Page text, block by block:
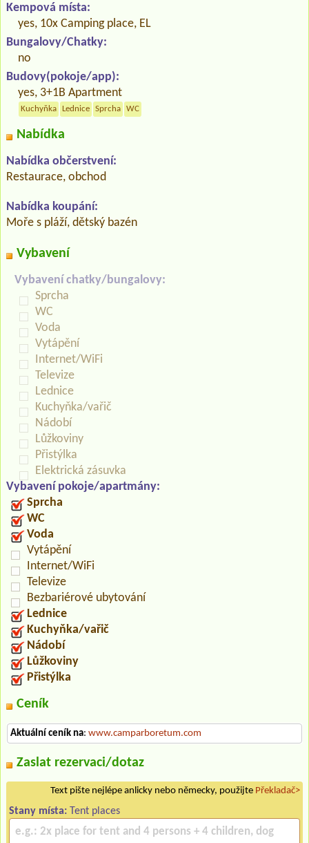
Kempová místa:
yes, 10x Camping place, EL
Bungalovy/Chatky:
no
Budovy(pokoje/app):
yes, 3+1B Apartment
Kuchyňka Lednice Sprcha WC
Nabídka
Nabídka občerstvení:
Restaurace, obchod
Nabídka koupání:
Moře s pláží, dětský bazén
Vybavení
Vybavení chatky/bungalovy:
Sprcha
WC
Voda
Vytápění
Internet/WiFi
Televize
Lednice
Kuchyňka/vařič
Nádobí
Lůžkoviny
Přistýlka
Elektrická zásuvka
Vybavení pokoje/apartmány:
Sprcha
WC
Voda
Vytápění
Internet/WiFi
Televize
Bezbariérové ubytování
Lednice
Kuchyňka/vařič
Nádobí
Lůžkoviny
Přistýlka
Ceník
Aktuální ceník na: www.camparboretum.com
Zaslat rezervaci/dotaz
Text pište nejlépe anlicky nebo německy, použijte Překladač>
Stany místa: Tent places